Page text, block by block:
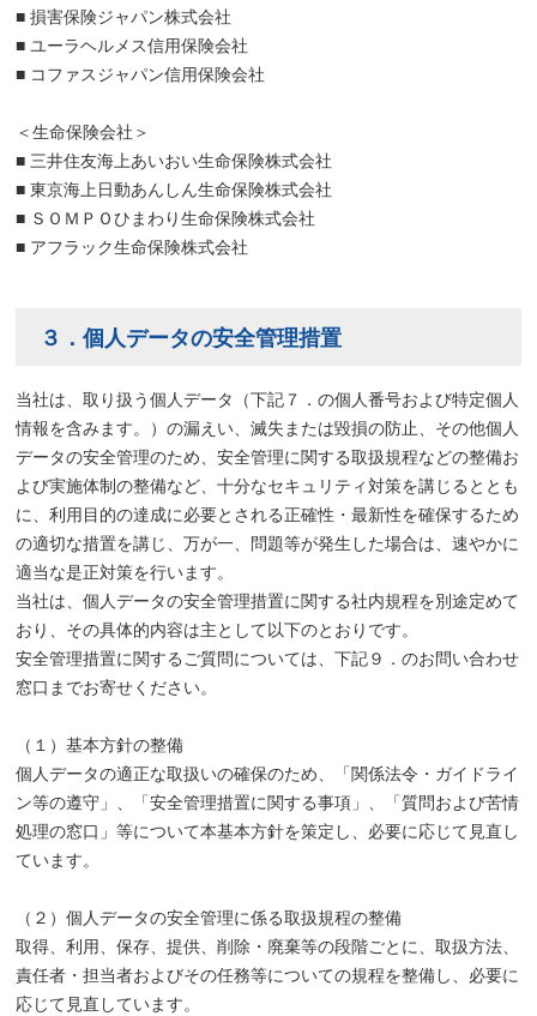
■損害保険ジャパン株式会社
■ユーラヘルメス信用保険会社
■ コファスジャパン信用保険会社
＜生命保険会社＞
■三井住友海上あいおい生命保険株式会社
■東京海上日動あんしん生命保険株式会社
■ ＳＯＭＰＯひまわり生命保険株式会社
■ アフラック生命保険株式会社
３．個人データの安全管理措置
当社は、取り扱う個人データ（下記７．の個人番号および特定個人
情報を含みます。）の漏えい、滅失または毀損の防止、その他個人
データの安全管理のため、安全管理に関する取扱規程などの整備お
よび実施体制の整備など、十分なセキュリティ対策を講じるととも
に、利用目的の達成に必要とされる正確性・最新性を確保するため
の適切な措置を講じ、万が一、問題等が発生した場合は、速やかに
適当な是正対策を行います。
当社は、個人データの安全管理措置に関する社内規程を別途定めて
おり、その具体的内容は主として以下のとおりです。
安全管理措置に関するご質問については、下記９．のお問い合わせ
窓口までお寄せください。
（１）基本方針の整備
個人データの適正な取扱いの確保のため、「関係法令・ガイドライ
ン等の遵守」、「安全管理措置に関する事項」、「質問および苦情
処理の窓口」等について本基本方針を策定し、必要に応じて見直し
ています。
（２）個人データの安全管理に係る取扱規程の整備
取得、利用、保存、提供、削除・廃棄等の段階ごとに、取扱方法、
責任者・担当者およびその任務等についての規程を整備し、必要に
応じて見直しています。